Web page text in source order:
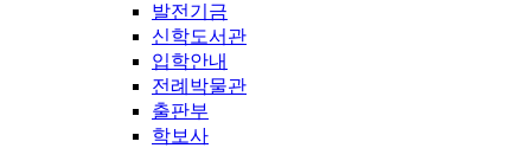
발전기금
신학도서관
입학안내
전례박물관
출판부
학보사